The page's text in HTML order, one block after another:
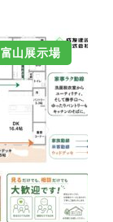
富山展示場